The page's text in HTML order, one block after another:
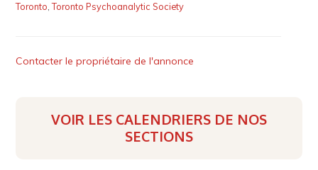
Toronto,Toronto Psychoanalytic Society
Contacter le propriétaire de l'annonce
VOIR LES CALENDRIERS DE NOS
SECTIONS